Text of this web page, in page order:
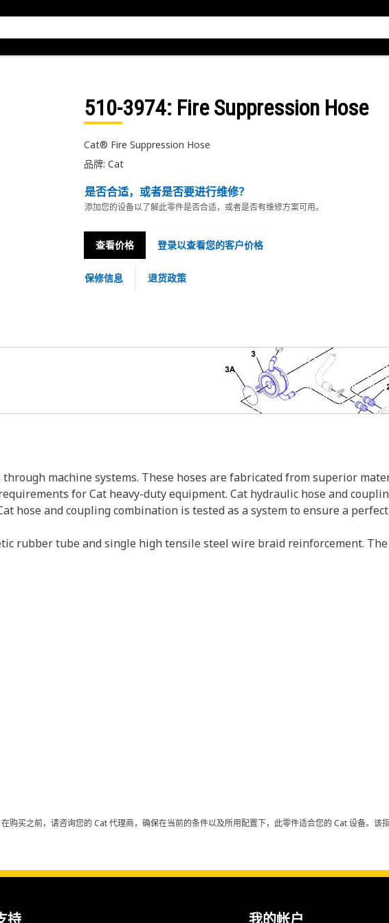
510-3974: Fire Suppression Hose
Cat® Fire Suppression Hose
品牌: Cat
是否合适，或者是否要进行维修？
添加您的设备以了解此零件是否合适，或者是否有维修方案可用。
查看价格 登录以查看您的客户价格
保修信息 退货政策
machine systems. These hoses are fabricated from superior
for Cat heavy-duty equipment. Cat hydraulic hose and
hose and coupling combination is tested as a system to ensure a
rubber tube and single high tensile steel wire braid reinforcement.
购买之前，请咨询您的 Cat 代理商，确保在当前的条件以及所用配置下，此零件适合您的 Cat 设备。该
持 我的帐户